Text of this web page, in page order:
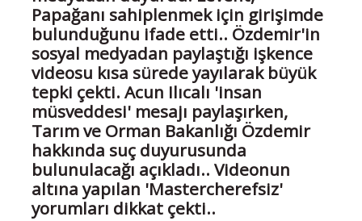
Papağanı sahiplenmek için girişimde
bulunduğunu ifade etti.. Özdemir'in
sosyal medyadan paylaştığı işkence
videosu kısa sürede yayılarak büyük
tepki çekti. Acun Ilıcalı 'insan
müsveddesi' mesajı paylaşırken,
Tarım ve Orman Bakanlığı Özdemir
hakkında suç duyurusunda
bulunulacağı açıkladı.. Videonun
altına yapılan 'Mastercherefsiz'
yorumları dikkat çekti..